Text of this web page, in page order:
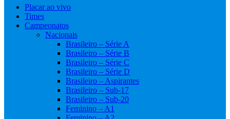
Placar ao vivo
Times
Campeonatos
Nacionais
Brasileiro – Série A
Brasileiro – Série B
Brasileiro – Série C
Brasileiro – Série D
Brasileiro – Aspirantes
Brasileiro – Sub-17
Brasileiro – Sub-20
Feminino – A1